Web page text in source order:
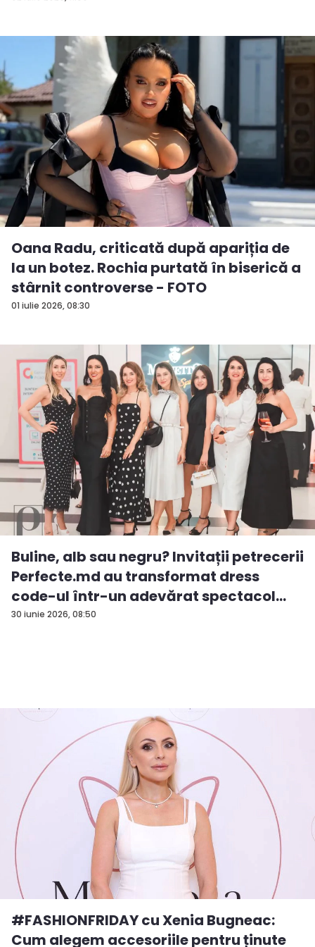
01 iulie 2026, 08:30
Oana Radu, criticată după apariția de
la un botez. Rochia purtată în biserică a
stârnit controverse - FOTO
30 iunie 2026, 08:50
Buline, alb sau negru? Invitații petrecerii
Perfecte.md au transformat dress
code-ul într-un adevărat spectacol
de...
#FASHIONFRIDAY cu Xenia Bugneac:
Cum alegem accesoriile pentru ținute